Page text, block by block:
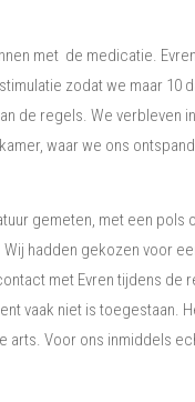
met de medicatie.
zodat we maar 10
de regels. We verbleven
waar we ons
gemeten, met een pols
hadden gekozen voor
met Evren tijdens de
vaak niet is toegestaan.
arts. Voor ons inmiddels